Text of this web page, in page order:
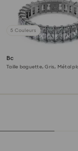
5 Couleurs
Bague Matrix
Taille baguette, Gris, Métal